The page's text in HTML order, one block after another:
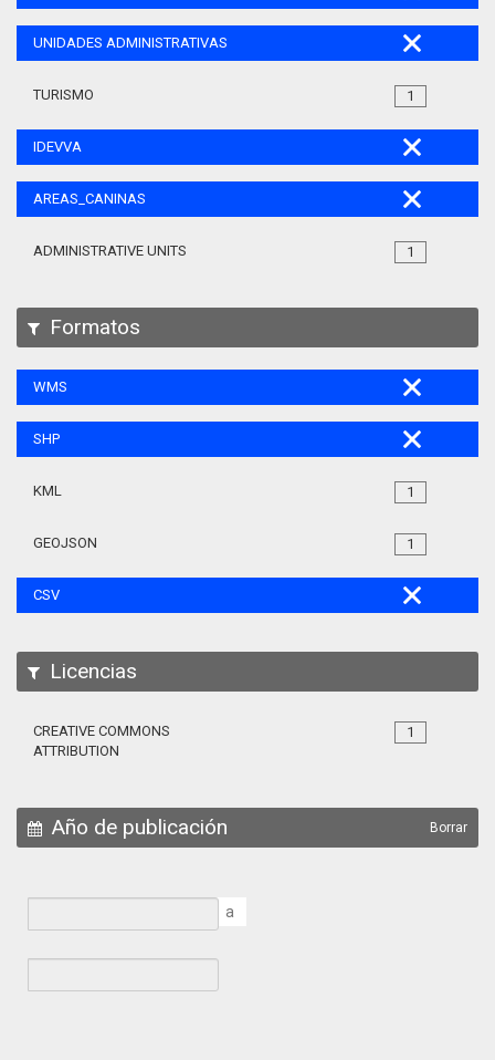
UNIDADES ADMINISTRATIVAS
1
TURISMO
IDEVVA
AREAS_CANINAS
1
ADMINISTRATIVE UNITS
Formatos
WMS
SHP
1
KML
1
GEOJSON
CSV
Licencias
1
CREATIVE COMMONS
ATTRIBUTION
Año de publicación Borrar
a